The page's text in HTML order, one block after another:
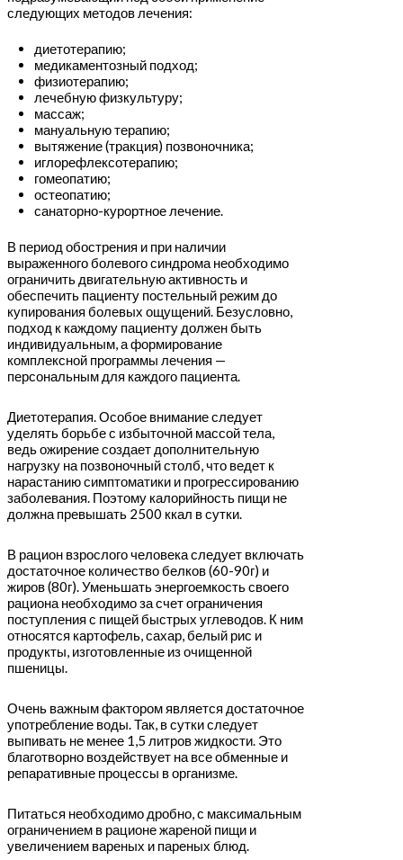
следующих методов лечения:
диетотерапию;
медикаментозный подход;
физиотерапию;
лечебную физкультуру;
массаж;
мануальную терапию;
вытяжение (тракция) позвоночника;
иглорефлексотерапию;
гомеопатию;
остеопатию;
санаторно-курортное лечение.
В период обострения и при наличии
выраженного болевого синдрома необходимо
ограничить двигательную активность и
обеспечить пациенту постельный режим до
купирования болевых ощущений. Безусловно,
подход к каждому пациенту должен быть
индивидуальным, а формирование
комплексной программы лечения —
персональным для каждого пациента.
Диетотерапия. Особое внимание следует
уделять борьбе с избыточной массой тела,
ведь ожирение создает дополнительную
нагрузку на позвоночный столб, что ведет к
нарастанию симптоматики и прогрессированию
заболевания. Поэтому калорийность пищи не
должна превышать 2500 ккал в сутки.
В рацион взрослого человека следует включать
достаточное количество белков (60-90г) и
жиров (80г). Уменьшать энергоемкость своего
рациона необходимо за счет ограничения
поступления с пищей быстрых углеводов. К ним
относятся картофель, сахар, белый рис и
продукты, изготовленные из очищенной
пшеницы.
Очень важным фактором является достаточное
употребление воды. Так, в сутки следует
выпивать не менее 1,5 литров жидкости. Это
благотворно воздействует на все обменные и
репаративные процессы в организме.
Питаться необходимо дробно, с максимальным
ограничением в рационе жареной пищи и
увеличением вареных и пареных блюд.